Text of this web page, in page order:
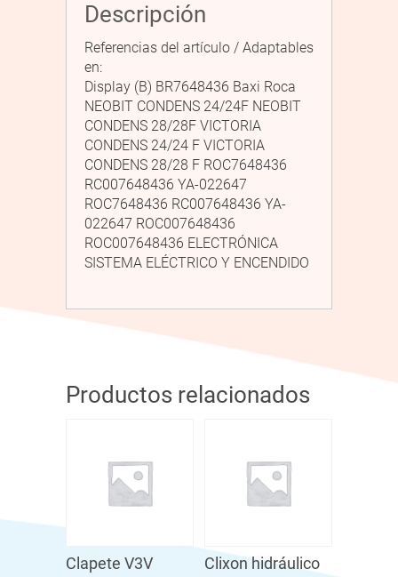
Descripción
Referencias del artículo / Adaptables
en:
Display (B) BR7648436 Baxi Roca
NEOBIT CONDENS 24/24F NEOBIT
CONDENS 28/28F VICTORIA
CONDENS 24/24 F VICTORIA
CONDENS 28/28 F ROC7648436
RC007648436 YA-022647
ROC7648436 RC007648436 YA-
022647 ROC007648436
ROC007648436 ELECTRÓNICA
SISTEMA ELÉCTRICO Y ENCENDIDO
Productos relacionados
Clapete V3V Clixon hidráulico